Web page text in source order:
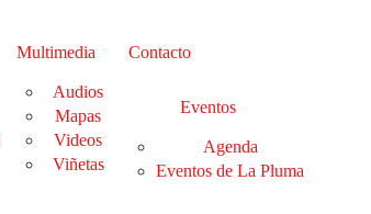
Multimedia
Audios
Mapas
Videos
Viñetas
Contacto
Eventos
Agenda
Eventos de La Pluma